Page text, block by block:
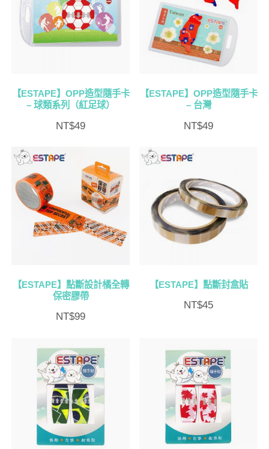
【ESTAPE】OPP造型隨手卡
– 球類系列（紅足球）
NT$49
【ESTAPE】OPP造型隨手卡
– 台灣
NT$49
【ESTAPE】點斷設計橘全轉
保密膠帶
NT$99
【ESTAPE】點斷封盒貼
NT$45